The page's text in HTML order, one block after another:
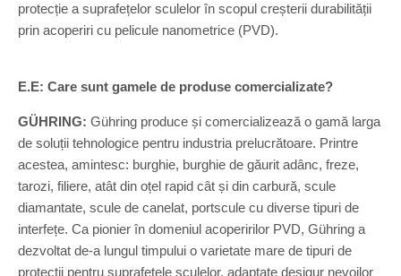
protecție a suprafețelor sculelor în scopul creșterii durabilității
prin acoperiri cu pelicule nanometrice (PVD).
E.E: Care sunt gamele de produse comercializate?
GÜHRING: Gühring produce și comercializează o gamă larga
de soluții tehnologice pentru industria prelucrătoare. Printre
acestea, amintesc: burghie, burghie de găurit adânc, freze,
tarozi, filiere, atât din oțel rapid cât și din carbură, scule
diamantate, scule de canelat, portscule cu diverse tipuri de
interfețe. Ca pionier în domeniul acoperirilor PVD, Gühring a
dezvoltat de-a lungul timpului o varietate mare de tipuri de
protecții pentru suprafețele sculelor, adaptate desigur nevoilor